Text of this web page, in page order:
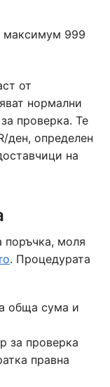
максимум 999
от
нормални
проверка. Те
ден, определен
на
моля
. Процедурата
обща сума и
за проверка
правна